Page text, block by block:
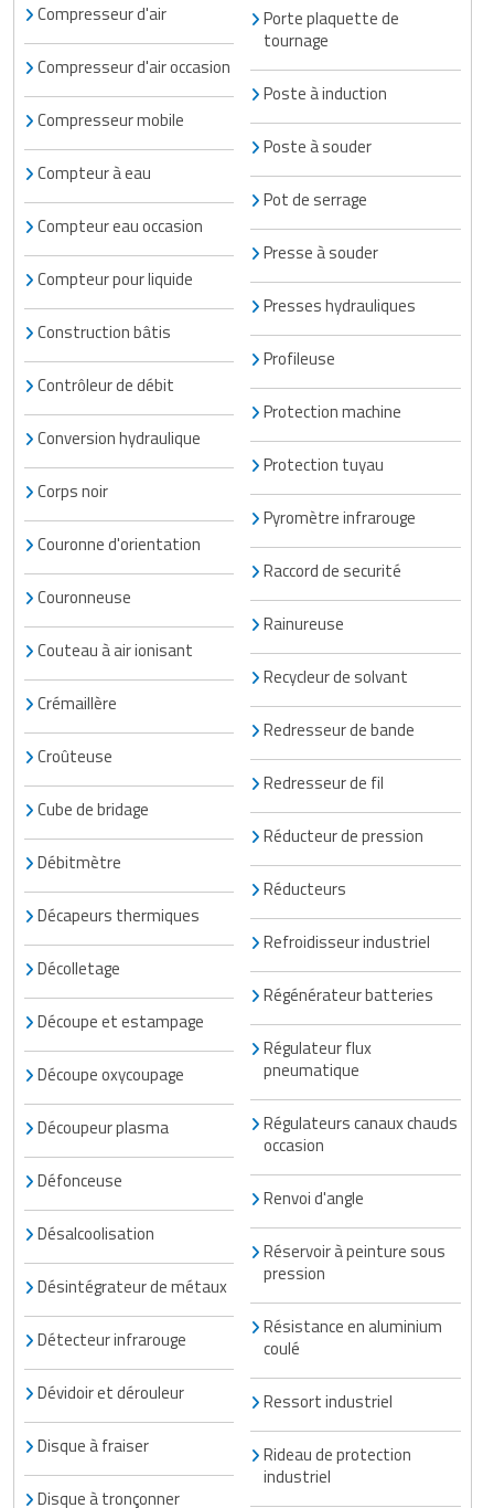
Compresseur d'air
Compresseur d'air occasion
Compresseur mobile
Compteur à eau
Compteur eau occasion
Compteur pour liquide
Construction bâtis
Contrôleur de débit
Conversion hydraulique
Corps noir
Couronne d'orientation
Couronneuse
Couteau à air ionisant
Crémaillère
Croûteuse
Cube de bridage
Débitmètre
Décapeurs thermiques
Décolletage
Découpe et estampage
Découpe oxycoupage
Découpeur plasma
Défonceuse
Désalcoolisation
Désintégrateur de métaux
Détecteur infrarouge
Dévidoir et dérouleur
Disque à fraiser
Disque à tronçonner
Porte plaquette de
tournage
Poste à induction
Poste à souder
Pot de serrage
Presse à souder
Presses hydrauliques
Profileuse
Protection machine
Protection tuyau
Pyromètre infrarouge
Raccord de securité
Rainureuse
Recycleur de solvant
Redresseur de bande
Redresseur de fil
Réducteur de pression
Réducteurs
Refroidisseur industriel
Régénérateur batteries
Régulateur flux
pneumatique
Régulateurs canaux chauds
occasion
Renvoi d'angle
Réservoir à peinture sous
pression
Résistance en aluminium
coulé
Ressort industriel
Rideau de protection
industriel